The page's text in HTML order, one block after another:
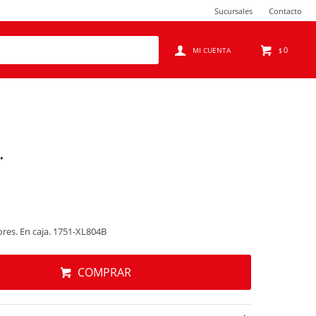
$0
Sucursales Contacto
En caja. 1751-XL804B
COMPRAR